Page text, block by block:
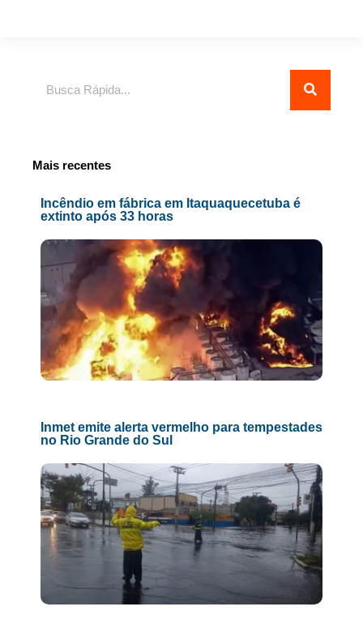
Mais recentes
Incêndio em fábrica em Itaquaquecetuba é
extinto após 33 horas
Inmet emite alerta vermelho para tempestades
no Rio Grande do Sul